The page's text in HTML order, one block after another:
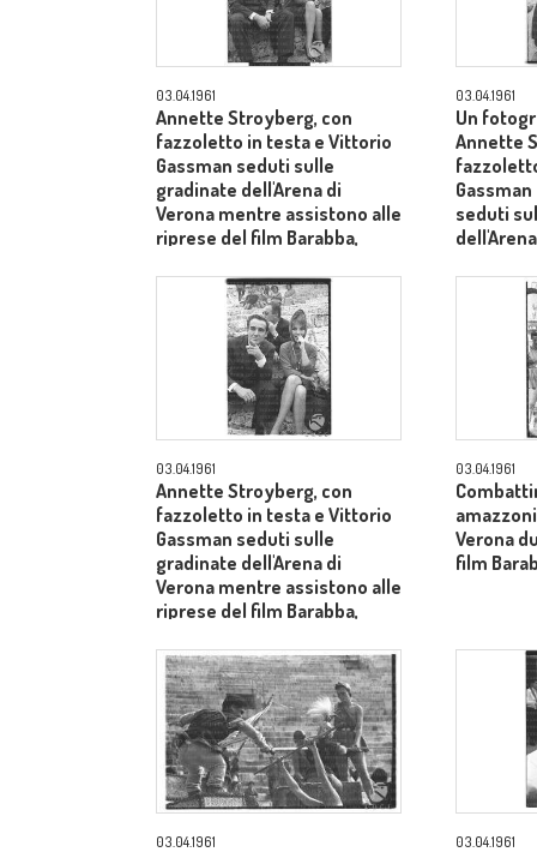
03.04.1961
Annette Stroyberg, con
fazzoletto in testa e Vittorio
Gassman seduti sulle
gradinate dell'Arena di
Verona mentre assistono alle
riprese del film Barabba,
Laurentiis - totale
03.04.1961
Un
Annette
seduti
03.04.1961
Annette Stroyberg, con
fazzoletto in testa e Vittorio
Gassman seduti sulle
gradinate dell'Arena di
Verona mentre assistono alle
riprese del film Barabba,
Laurentiis - totale
03.04.1961
Verona
film
03.04.1961 03.04.1961